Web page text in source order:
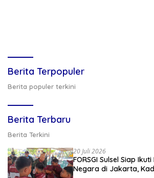
Berita Terpopuler
Berita populer terkini
Berita Terbaru
Berita Terkini
20 Juli 2026
FORSGI Sulsel Siap
Negara di Jakarta,